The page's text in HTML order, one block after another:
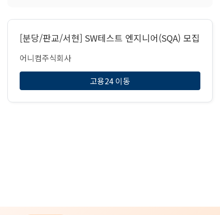
[분당/판교/서현] SW테스트 엔지니어(SQA) 모집
어니컴주식회사
고용24 이동